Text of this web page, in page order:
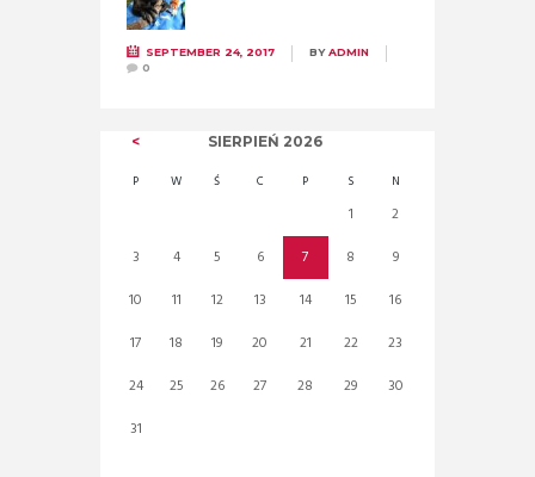
SEPTEMBER 24, 2017 BYADMIN
0
SIERPIEŃ 2026
P W Ś C P S N
1
2
3
4 5 6 7 8
9
10
11 12 13 14 15
16
17
18 19 20 21 22
23
24
25 26 27 28 29
30
31